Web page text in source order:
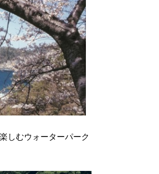
しむウォーターパーク